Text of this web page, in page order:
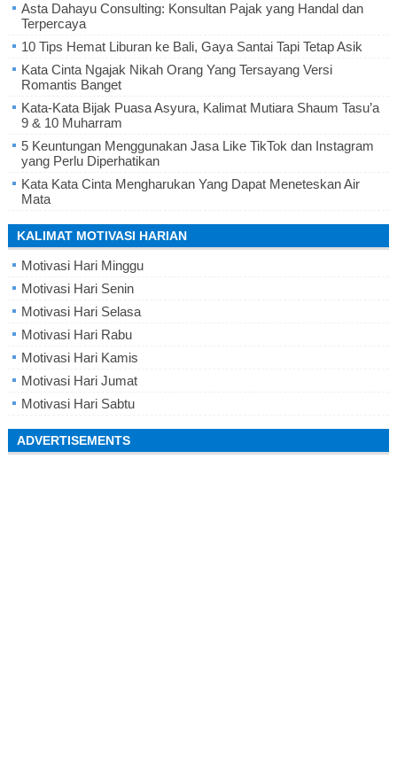
Asta Dahayu Consulting: Konsultan Pajak yang Handal dan
Terpercaya
10 Tips Hemat Liburan ke Bali, Gaya Santai Tapi Tetap Asik
Kata Cinta Ngajak Nikah Orang Yang Tersayang Versi
Romantis Banget
Kata-Kata Bijak Puasa Asyura, Kalimat Mutiara Shaum Tasu’a
9 & 10 Muharram
5 Keuntungan Menggunakan Jasa Like TikTok dan Instagram
yang Perlu Diperhatikan
Kata Kata Cinta Mengharukan Yang Dapat Meneteskan Air
Mata
KALIMAT MOTIVASI HARIAN
Motivasi Hari Minggu
Motivasi Hari Senin
Motivasi Hari Selasa
Motivasi Hari Rabu
Motivasi Hari Kamis
Motivasi Hari Jumat
Motivasi Hari Sabtu
ADVERTISEMENTS